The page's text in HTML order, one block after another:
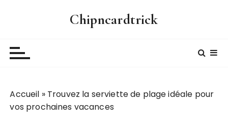
Chipncardtrick
Accueil » Trouvez la serviette de plage idéale pour
vos prochaines vacances